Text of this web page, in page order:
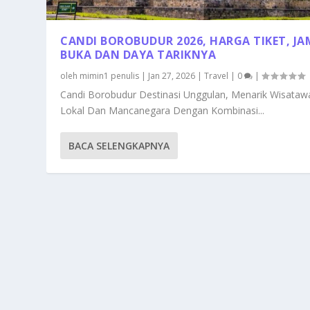
CANDI BOROBUDUR 2026, HARGA TIKET,
BUKA DAN DAYA TARIKNYA
oleh mimin1 penulis | Jan 27, 2026 |Travel | 0 |
Candi Borobudur Destinasi Unggulan, Menarik
Lokal Dan Mancanegara Dengan Kombinasi...
BACA SELENGKAPNYA